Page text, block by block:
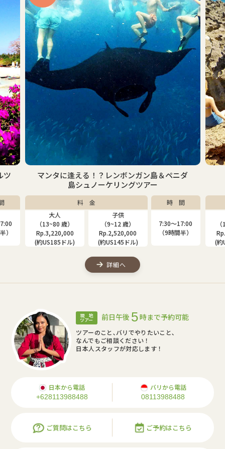
ツ
）
マンタに逢える！？レンボンガン島＆ペニダ
島シュノーケリングツアー
料 金
大人
（13~80 歳）
Rp.3,220,000
(約US185ドル)
子供
（9~12 歳）
Rp.2,520,000
(約US145ドル)
時 間
7:30〜17:00
（9時間半）
詳細へ
(約
現 地
ツアー 前日午後 5時まで予約可能
ツアーのこと､バリでやりたいこと､
なんでもご相談ください！
日本人スタッフが対応します！
日本から電話
+628113988488
バリから電話
08113988488
ご質問はこちら ご予約はこちら